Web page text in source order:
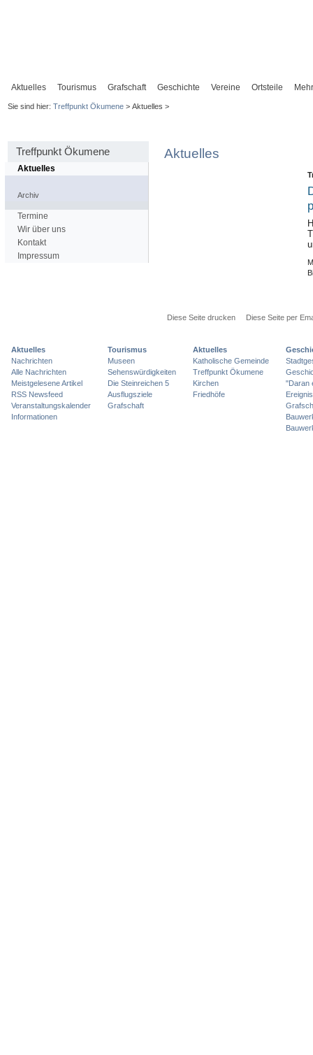
Aktuelles Tourismus Grafschaft Geschichte Vereine Ortsteile Mehr
Sie sind hier: Treffpunkt Ökumene> Aktuelles >
Treffpunkt Ökumene
Aktuelles
Archiv
Termine
Wir über uns
Kontakt
Impressum
Aktuelles
Diese Seite drucken Diese Seite per
Aktuelles
Nachrichten
Alle Nachrichten
Meistgelesene Artikel
RSS Newsfeed
Veranstaltungskalender
Informationen
Tourismus
Museen
Sehenswürdigkeiten
Die Steinreichen 5
Ausflugsziele
Grafschaft
Aktuelles
Katholische Gemeinde
Treffpunkt Ökumene
Kirchen
Friedhöfe
"Daran